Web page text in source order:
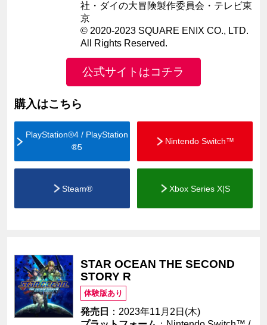
社・ダイの大冒険製作委員会・テレビ東
京
© 2020-2023 SQUARE ENIX CO., LTD.
All Rights Reserved.
公式サイトはコチラ
購入はこちら
PlayStation®4 / PlayStation
®5
Nintendo Switch™
Steam® Xbox Series X|S
STAR OCEAN THE SECOND
STORY R
体験版あり
発売日
：2023年11月2日(木)